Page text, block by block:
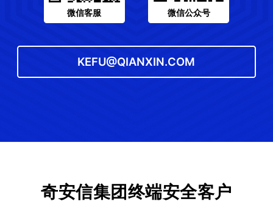
微信客服 微信公众号
KEFU@QIANXIN.COM
奇安信集团终端安全客户